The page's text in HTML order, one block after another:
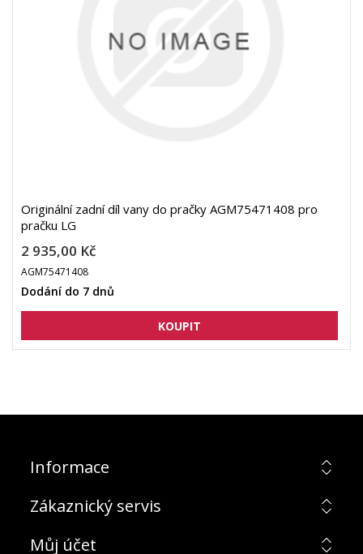
Originální zadní díl vany do pračky AGM75471408 pro
pračku LG
2 935,00 Kč
AGM75471408
Dodání do 7 dnů
Informace
Zákaznický servis
Můj účet